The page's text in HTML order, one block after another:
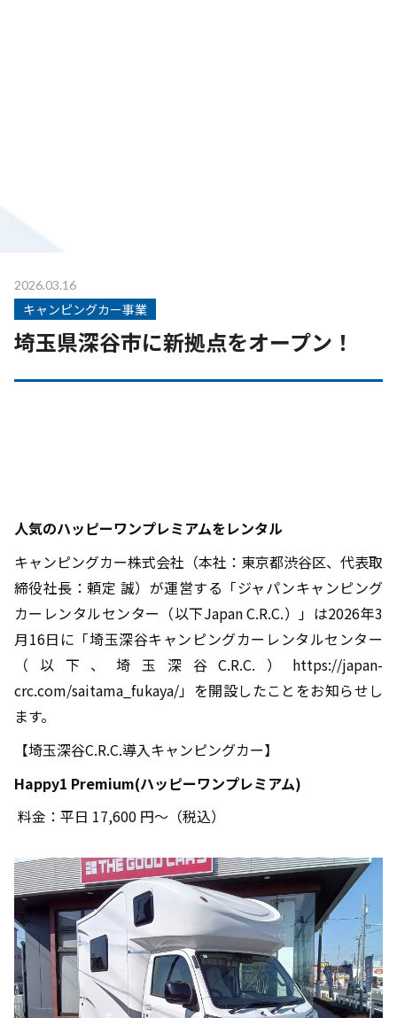
2026.03.16
キャンピングカー事業
埼玉県深谷市に新拠点をオープン！
人気のハッピーワンプレミアムをレンタル
キャンピングカー株式会社（本社：東京都渋谷区、代表取
締役社長：頼定 誠）が運営する「ジャパンキャンピング
カーレンタルセンター（以下Japan C.R.C.）」は2026年3
月16日に「埼玉深谷キャンピングカーレンタルセンター
（以下、埼玉深谷C.R.C.）https://japan-
crc.com/saitama_fukaya/」を開設したことをお知らせし
ます。
【埼玉深谷C.R.C.導入キャンピングカー】
Happy1 Premium(ハッピーワンプレミアム)
料金：平日 17,600 円～（税込）